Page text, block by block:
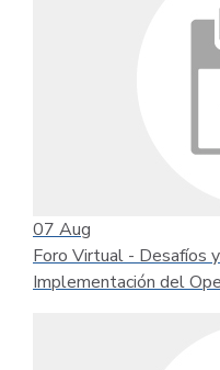
07 Aug
Foro Virtual - Desafíos
Implementación del